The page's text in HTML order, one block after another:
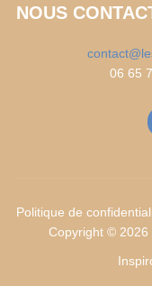
NOUS
06 65
Politique de
Copyright © 2026